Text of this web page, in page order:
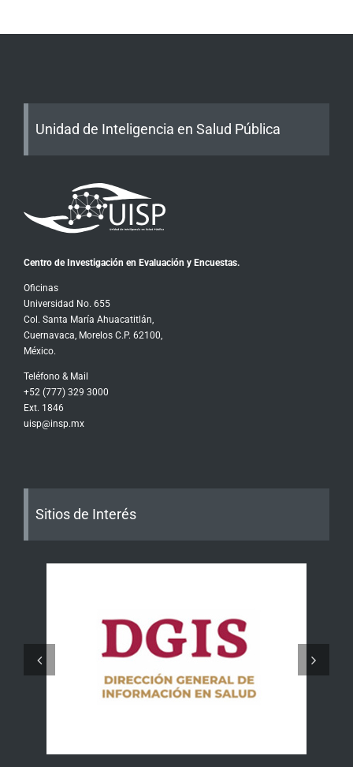
Unidad de Inteligencia en Salud Pública
Centro de Investigación en Evaluación y Encuestas.
Oficinas
Universidad No. 655
Col. Santa María Ahuacatitlán,
Cuernavaca, Morelos C.P. 62100,
México.
Teléfono & Mail
+52 (777) 329 3000
Ext. 1846
uisp@insp.mx
Sitios de Interés